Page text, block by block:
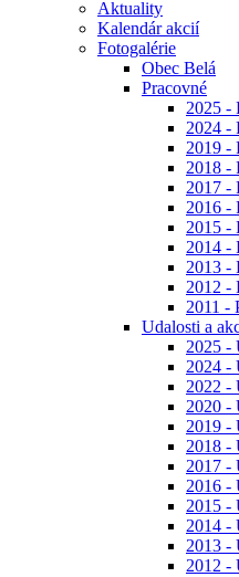
Aktuality
Kalendár akcií
Fotogalérie
Obec Belá
Pracovné
2025 -
2024 -
2019 -
2018 -
2017 -
2016 -
2015 -
2014 -
2013 -
2012 -
2011 -
Udalosti a
2025 -
2024 -
2022 -
2020 -
2019 -
2018 -
2017 -
2016 -
2015 -
2014 -
2013 -
2012 -